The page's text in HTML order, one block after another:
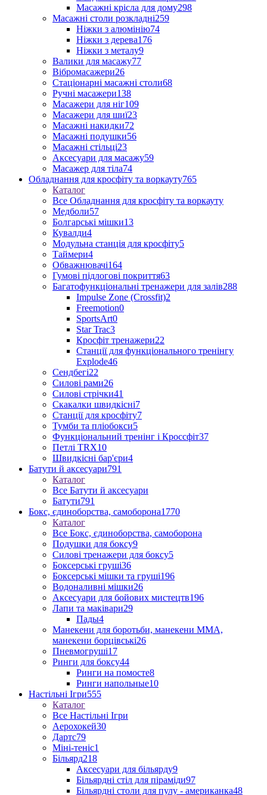
Масажні крісла для дому298
Масажні столи розкладні259
Ніжки з алюмінію74
Ніжки з дерева176
Ніжки з металу9
Валики для масажу77
Вібромасажери26
Стаціонарні масажні столи68
Ручні масажери138
Масажери для ніг109
Масажери для шиї23
Масажні накидки72
Масажні подушки56
Масажні стільці23
Аксесуари для масажу59
Масажер для тіла74
Обладнання для кросфіту та воркауту765
Каталог
Все Обладнання для кросфіту та воркауту
Медболи57
Болгарські мішки13
Кувалди4
Модульна станція для кросфіту5
Таймери4
Обважнювачі164
Гумові підлогові покриття63
Багатофункціональні тренажери для залів288
Impulse Zone (Crossfit)2
Freemotion0
SportsArt0
Star Trac3
Кросфіт тренажери22
Станції для функціонального тренінгу
Explode46
Сендбегі22
Силові рами26
Силові стрічки41
Скакалки швидкісні7
Станції для кросфіту7
Тумби та пліобокси5
Функціональний тренінг і Кроссфіт37
Петлі TRX10
Швидкісні бар'єри4
Батути й аксесуари791
Каталог
Все Батути й аксесуари
Батути791
Бокс, єдиноборства, самоборона1770
Каталог
Все Бокс, єдиноборства, самоборона
Подушки для боксу9
Силові тренажери для боксу5
Боксерські груші36
Боксерські мішки та груші196
Водоналивні мішки26
Аксесуари для бойових мистецтв196
Лапи та маківари29
Пады4
Манекени для боротьби, манекени ММА,
манекени борцівські26
Пневмогруші17
Ринги для боксу44
Ринги на помосте8
Ринги напольные10
Настільні Ігри555
Каталог
Все Настільні Ігри
Аерохокей30
Дартс79
Міні-теніс1
Більярд218
Аксесуари для більярду9
Більярдні стіл для піраміди97
Більярдні столи для пулу - американка48